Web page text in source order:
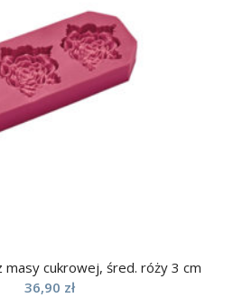
cukrowej, śred. róży 3 cm
36,90 zł